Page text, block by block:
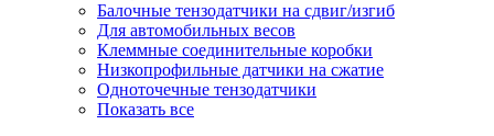
Балочные тензодатчики на сдвиг/изгиб
Для автомобильных весов
Клеммные соединительные коробки
Низкопрофильные датчики на сжатие
Одноточечные тензодатчики
Показать все